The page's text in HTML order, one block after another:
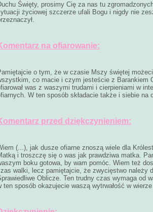
Święty, prosimy Cię za nas tu
życiowej szczerze ufali Bogu i nigdy nie
na ofiarowanie:
o tym, że w czasie Mszy świętej
co macie i czym jesteście z Barankiem
was z waszymi trudami i cierpieniami w
W ten sposób składacie także i siebie na
przed dziękczynieniem:
(...), jak dusze ofiarne znoszą wiele dla
i troszczę się o was jak prawdziwa matka.
boku gotowa, by wam pomóc. Wiem też
walki, lecz pamiętajcie, że zwycięstwo należy
Oblicze. Ten trudny czas wymaga od
ten sposób okazujecie waszą wytrwałość w